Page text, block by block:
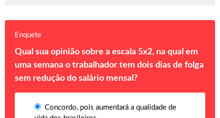
Enquete
Qual sua opinião sobre a escala 5x2, na qual em
uma semana o trabalhador tem dois dias de folga
sem redução do salário mensal?
Concordo, pois aumentará a qualidade de